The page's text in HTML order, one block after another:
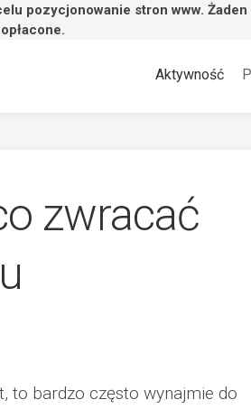
pozycjonowanie stron www.
Aktywność
zwracać
to bardzo często wynajmie do